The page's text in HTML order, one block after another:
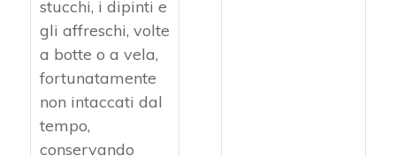
stucchi, i dipinti e
gli affreschi, volte
a botte o a vela,
fortunatamente
non intaccati dal
tempo,
conservando